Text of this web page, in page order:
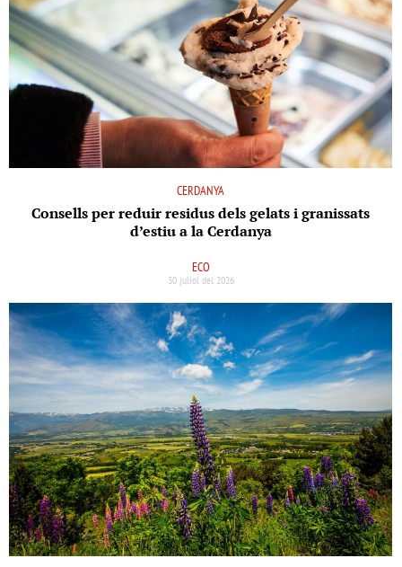
CERDANYA
Consells per reduir residus dels gelats i granissats
d’estiu a la Cerdanya
ECO
30 juliol del 2026